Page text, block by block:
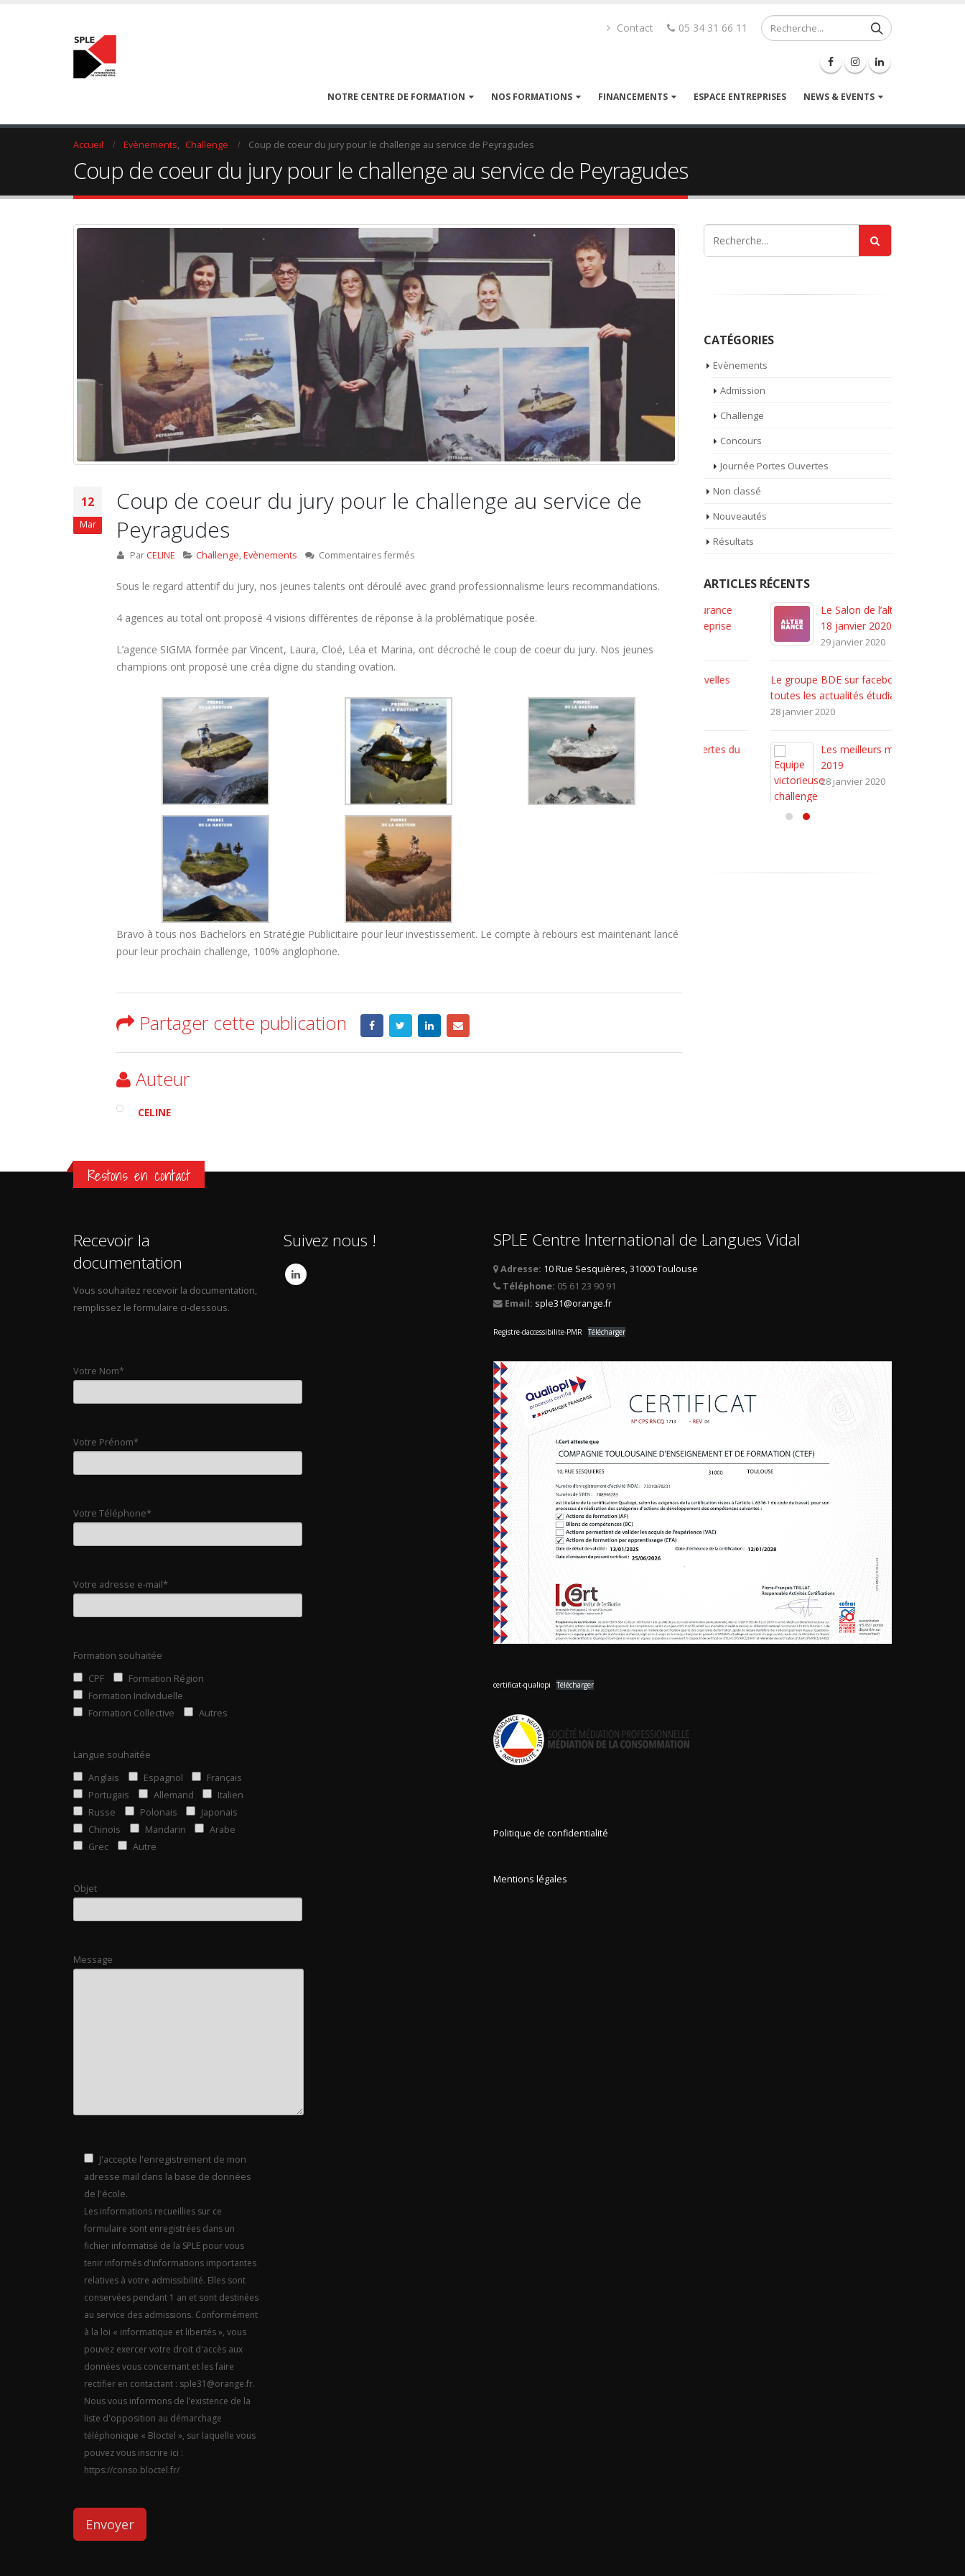
Contact 05 34 31 66 11
NOTRE CENTRE DE FORMATION NOS FORMATIONS FINANCEMENTS ESPACE ENTREPRISES NEWS & EVENTS
Accueil Evènements, Challenge Coup de coeur du jury pour le challenge au service de Peyragudes
Coup de coeur du jury pour le challenge au service de Peyragudes
12
Mar
Coup de coeur du jury pour le challenge au service de
Peyragudes
ParCELINE Challenge,Evènements Commentaires ferméssur
de
du
pour
au
service
de
Peyragudes
Sous le regard attentif du jury, nos jeunes talents ont déroulé avec grand professionnalisme leurs recommandations.
4 agences au total ont proposé 4 visions différentes de réponse à la problématique posée.
L’agence SIGMA formée par Vincent, Laura, Cloé, Léa et Marina, ont décroché le coup de coeur du jury. Nos jeunes
champions ont proposé une créa digne du standing ovation.
Bravo à tous nos Bachelors en Stratégie Publicitaire pour leur investissement. Le compte à rebours est maintenant lancé
pour leur prochain challenge, 100% anglophone.
Partager cette publication
Auteur
CELINE
CATÉGORIES
Evènements
Admission
Challenge
Concours
Journée Portes Ouvertes
Non classé
Nouveautés
Résultats
ARTICLES RÉCENTS
2ème année montent leur entreprise
perspectives
29 janvier 2020
Journée Portes Ouvertes du
25 janvier 2020
29 janvier 2020
18 janvier 2020
toutes les actualités étudiantes
Les meilleurs moments de
2019
28 janvier 2020
2ème année montent leur entreprise
perspectives
29 janvier 2020
Journée Portes Ouvertes du
25 janvier 2020
Le Salon de l’alternance du
18 janvier 2020
29 janvier 2020
Le groupe BDE sur facebook pour
toutes les actualités étudiantes
Les meilleurs moments de
2019
28 janvier 2020
Restons en contact
Recevoir la
documentation
Vous souhaitez recevoir la documentation,
remplissez le formulaire ci-dessous.
Votre Nom*
Votre Prénom*
Votre Téléphone*
Votre adresse e-mail*
Formation souhaitée
CPF
Formation Région
Formation Individuelle
Formation Collective
Autres
Langue souhaitée
Anglais
Espagnol
Français
Portugais
Allemand
Italien
Russe
Polonais
Japonais
Chinois
Mandarin
Arabe
Grec
Autre
Objet
Message
J'accepte l'enregistrement de mon
adresse mail dans la base de données
de l'école.
Les informations recueillies sur ce
formulaire sont enregistrées dans un
fichier informatisé de la SPLE pour vous
tenir informés d'informations importantes
relatives à votre admissibilité. Elles sont
conservées pendant 1 an et sont destinées
au service des admissions. Conformément
à la loi « informatique et libertés », vous
pouvez exercer votre droit d'accès aux
données vous concernant et les faire
rectifier en contactant : sple31@orange.fr.
Nous vous informons de l’existence de la
liste d'opposition au démarchage
téléphonique « Bloctel », sur laquelle vous
pouvez vous inscrire ici :
https://conso.bloctel.fr/
Suivez nous ! SPLE Centre International de Langues Vidal
Adresse: 10 Rue Sesquières, 31000 Toulouse
Téléphone: 05 61 23 90 91
Email: sple31@orange.fr
Registre-daccessibilite-PMR Télécharger
certificat-qualiopi Télécharger
Politique de confidentialité
Mentions légales